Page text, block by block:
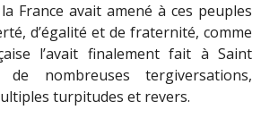
France avait amené à ces peuples
d’égalité et de fraternité, comme
l’avait finalement fait à Saint
de nombreuses tergiversations,
turpitudes et revers.